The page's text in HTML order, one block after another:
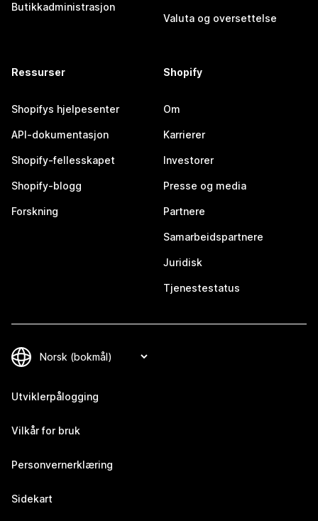
Butikkadministrasjon
Valuta og oversettelse
Ressurser
Shopifys hjelpesenter
API-dokumentasjon
Shopify-fellesskapet
Shopify-blogg
Forskning
Shopify
Om
Karrierer
Investorer
Presse og media
Partnere
Samarbeidspartnere
Juridisk
Tjenestestatus
Utviklerpålogging
Vilkår for bruk
Personvernerklæring
Sidekart